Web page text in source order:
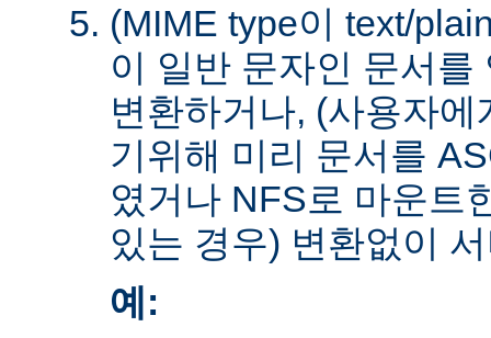
(MIME type이 text/
이 일반 문자인 문서
변환하거나, (사용자
기위해 미리 문서를
였거나 NFS로 마운트
있는 경우) 변환없이
예: